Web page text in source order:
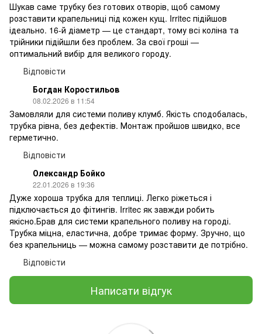
Шукав саме трубку без готових отворів, щоб самому
розставити крапельниці під кожен кущ. Irritec підійшов
ідеально. 16-й діаметр — це стандарт, тому всі коліна та
трійники підійшли без проблем. За свої гроші —
оптимальний вибір для великого городу.
Відповісти
Богдан Коростильов
08.02.2026 в 11:54
Замовляли для системи поливу клумб. Якість сподобалась,
трубка рівна, без дефектів. Монтаж пройшов швидко, все
герметично.
Відповісти
Олександр Бойко
22.01.2026 в 19:36
Дуже хороша трубка для теплиці. Легко ріжеться і
підключається до фітингів. Irritec як завжди робить
якісно.Брав для системи крапельного поливу на городі.
Трубка міцна, еластична, добре тримає форму. Зручно, що
без крапельниць — можна самому розставити де потрібно.
Відповісти
Написати відгук